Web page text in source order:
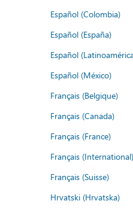
Español (Colombia)
Español (España)
Español
Español (México)
Français (Belgique)
Français (Canada)
Français (France)
Français (International)
Français (Suisse)
Hrvatski (Hrvatska)